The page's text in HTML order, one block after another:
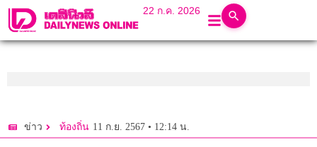
22 ก.ค. 2026
ข่าว ท้องถิ่น 11 ก.ย. 2567 • 12:14 น.